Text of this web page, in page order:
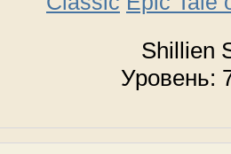
Shillien
Уровень: